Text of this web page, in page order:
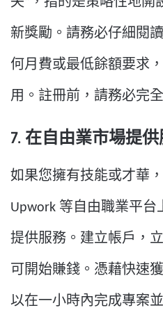
失”，指的是策略性地開
新獎勵。請務必仔細閱
何月費或最低餘額要求
用。註冊前，請務必完
7. 在自由業市場提
如果您擁有技能或才華
Upwork 等自由職業平
提供服務。建立帳戶，
可開始賺錢。憑藉快速
以在一小時內完成專案